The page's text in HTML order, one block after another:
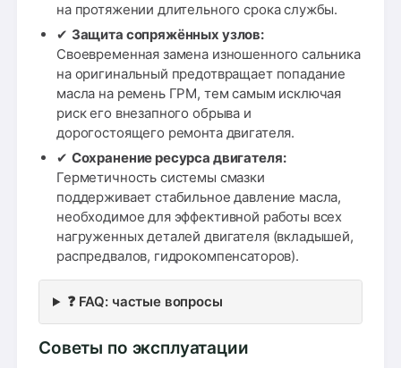
на протяжении длительного срока службы.
✔ Защита сопряжённых узлов:
Своевременная замена изношенного сальника
на оригинальный предотвращает попадание
масла на ремень ГРМ, тем самым исключая
риск его внезапного обрыва и
дорогостоящего ремонта двигателя.
✔ Сохранение ресурса двигателя:
Герметичность системы смазки
поддерживает стабильное давление масла,
необходимое для эффективной работы всех
нагруженных деталей двигателя (вкладышей,
распредвалов, гидрокомпенсаторов).
❓ FAQ: частые вопросы
Советы по эксплуатации